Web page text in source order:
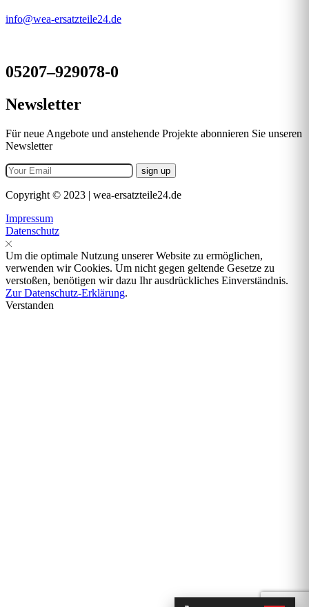
info@wea-ersatzteile24.de
05207–929078-0
Newsletter
Für neue Angebote und anstehende Projekte abonnieren Sie unseren
Newsletter
Copyright © 2023 | wea-ersatzteile24.de
Impressum
Datenschutz
Um die optimale Nutzung unserer Website zu ermöglichen,
verwenden wir Cookies. Um nicht gegen geltende Gesetze zu
verstoßen, benötigen wir dazu Ihr ausdrückliches Einverständnis.
Zur Datenschutz-Erklärung.
Verstanden